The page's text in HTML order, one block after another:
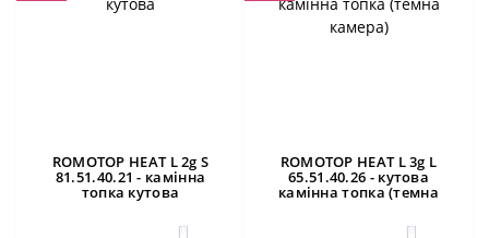
ROMOTOP HEAT L 2g S
81.51.40.21 - камінна
топка кутова
0
ROMOTOP HEAT L 3g L
65.51.40.26 - кутова
камінна топка (темна
0